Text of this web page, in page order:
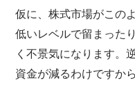
仮に、株式市場がこの
低いレベルで留まった
く不景気になります。
資金が減るわけですか